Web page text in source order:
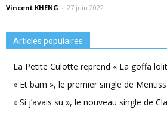
Vincent KHENG - 27 juin 2022
Articles populaires
La Petite Culotte reprend « La goffa
« Et bam », le premier single de
« Si j’avais su », le nouveau single de